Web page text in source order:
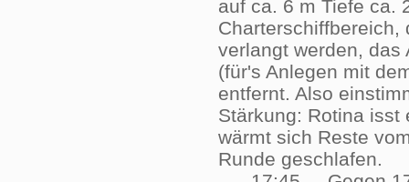
auf ca. 6 m Tiefe ca.
Charterschiffbereich,
verlangt werden, das
(für's Anlegen mit
entfernt. Also
Stärkung: Rotina isst
wärmt sich Reste
Runde geschlafen.